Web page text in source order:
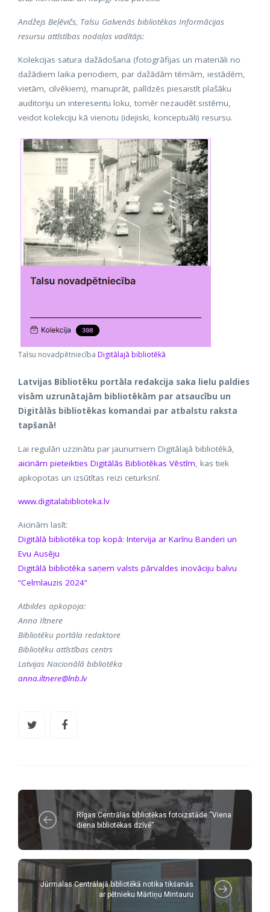
Andžejs Beļēvičs, Talsu Galvenās bibliotēkas Informācijas
resursu attīstības nodaļas vadītājs:
Kolekcijas satura dažādošana (fotogrāfijas un materiāli no
dažādiem laika periodiem, par dažādām tēmām, iestādēm,
vietām, cilvēkiem), manuprāt, palīdzēs piesaistīt plašāku
auditoriju un interesentu loku, tomēr nezaudēt sistēmu,
veidot kolekciju kā vienotu (idejiski, konceptuāli) resursu.
Talsu novadpētniecība Digitālajā bibliotēkā
Latvijas Bibliotēku portāla redakcija saka lielu paldies
visām uzrunātajām bibliotēkām par atsaucību un
Digitālās bibliotēkas komandai par atbalstu raksta
tapšanā!
Lai regulāri uzzinātu par jaunumiem Digitālajā bibliotēkā,
aicinām pieteikties Digitālās Bibliotēkas Vēstīm , kas tiek
apkopotas un izsūtītas reizi ceturksnī.
www.digitalabiblioteka.lv
Aicinām lasīt:
Digitālā bibliotēka top kopā: Intervija ar Karīnu Banderi un
Evu Ausēju
Digitālā bibliotēka saņem valsts pārvaldes inovāciju balvu
“Celmlauzis 2024”
Atbildes apkopoja:
Anna Iltnere
Bibliotēku portāla redaktore
Bibliotēku attīstības centrs
Latvijas Nacionālā bibliotēka
anna.iltnere@lnb.lv
Rīgas Centrālās bibliotēkas fotoizstāde “Viena
diena bibliotēkas dzīvē”
Jūrmalas Centrālajā bibliotēkā notika tikšanās
ar pētnieku Mārtiņu Mintauru